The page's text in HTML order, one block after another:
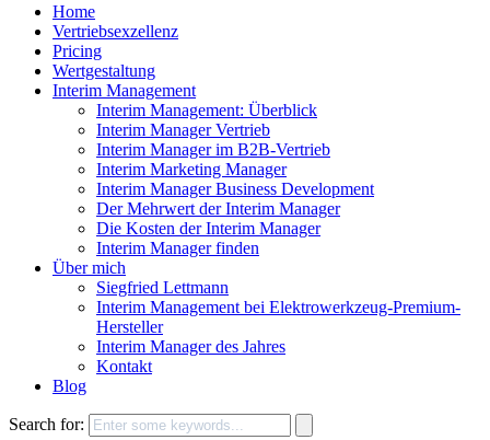
Home
Vertriebsexzellenz
Pricing
Wertgestaltung
Interim Management
Interim Management: Überblick
Interim Manager Vertrieb
Interim Manager im B2B-Vertrieb
Interim Marketing Manager
Interim Manager Business Development
Der Mehrwert der Interim Manager
Die Kosten der Interim Manager
Interim Manager finden
Über mich
Siegfried Lettmann
Interim Management bei Elektrowerkzeug-Premium-
Hersteller
Interim Manager des Jahres
Kontakt
Blog
Search for: